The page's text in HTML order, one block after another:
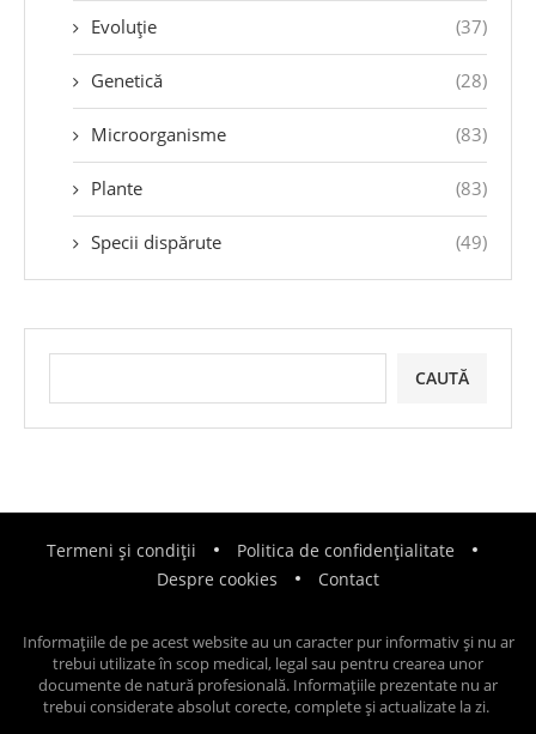
Evoluție (37)
Genetică (28)
Microorganisme (83)
Plante (83)
Specii dispărute (49)
CAUTĂ
Termeni și condiții
Politica de confidențialitate
Despre cookies
Contact
Informațiile de pe acest website au un caracter pur informativ și nu ar
trebui utilizate în scop medical, legal sau pentru crearea unor
documente de natură profesională. Informațiile prezentate nu ar
trebui considerate absolut corecte, complete și actualizate la zi.